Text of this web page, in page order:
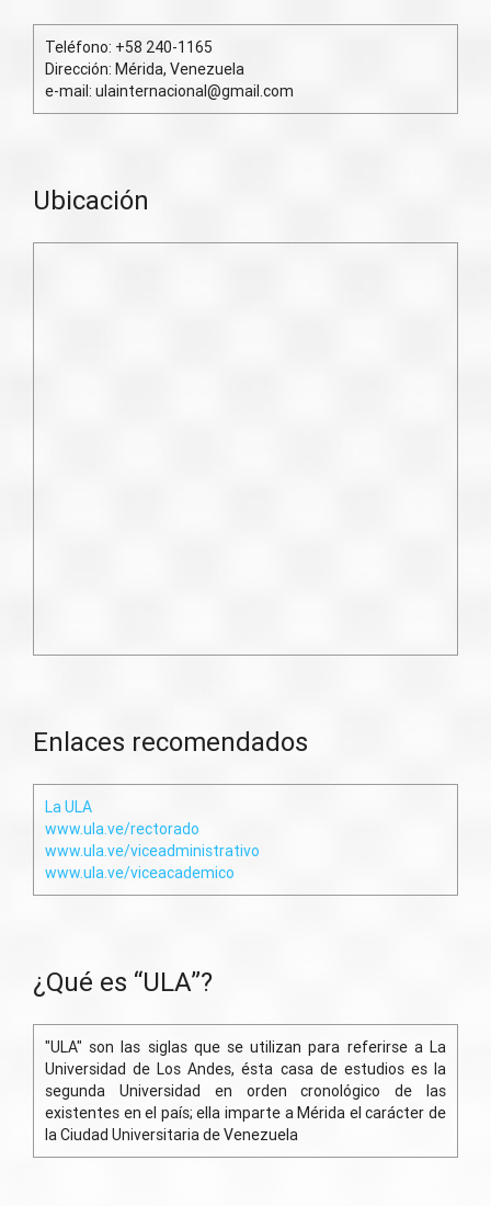
Teléfono: +58 240-1165
Dirección: Mérida, Venezuela
e-mail: ulainternacional@gmail.com
Ubicación
Enlaces recomendados
La ULA
www.ula.ve/rectorado
www.ula.ve/viceadministrativo
www.ula.ve/viceacademico
¿Qué es “ULA”?
"ULA" son las siglas que se utilizan para referirse a La
Universidad de Los Andes, ésta casa de estudios es la
segunda Universidad en orden cronológico de las
existentes en el país; ella imparte a Mérida el carácter de
la Ciudad Universitaria de Venezuela